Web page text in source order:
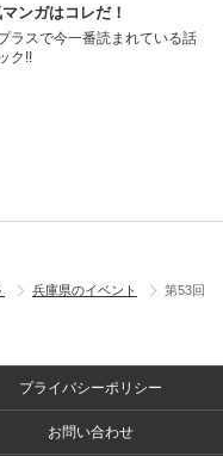
ンガはコレだ！
ラスで今一番読まれている話
ク!!
兵庫県のイベント
第53回
プライバシーポリシー
お問い合わせ